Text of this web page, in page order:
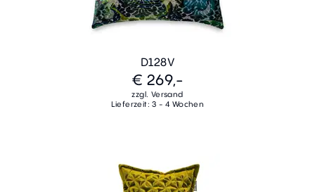
D128V
€ 269,-
zzgl. Versand
Lieferzeit: 3 - 4 Wochen